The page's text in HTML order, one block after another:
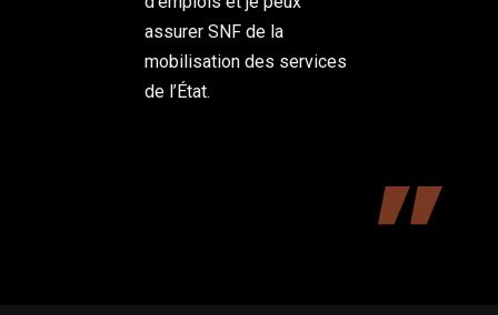
assurer SNF de la
mobilisation des services
de l’État.